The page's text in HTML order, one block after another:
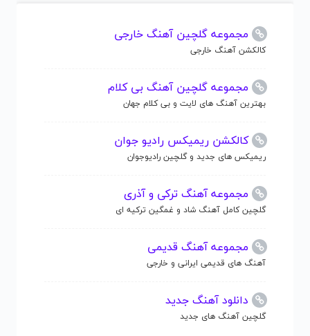
مجموعه گلچین آهنگ خارجی
کالکشن آهنگ خارجی
مجموعه گلچین آهنگ بی کلام
بهترین آهنگ های لایت و بی کلام جهان
کالکشن ریمیکس رادیو جوان
ریمیکس های جدید و گلچین رادیوجوان
مجموعه آهنگ ترکی و آذری
گلچین کامل آهنگ شاد و غمگین ترکیه ای
مجموعه آهنگ قدیمی
آهنگ های قدیمی ایرانی و خارجی
دانلود آهنگ جدید
گلچین آهنگ های جدید